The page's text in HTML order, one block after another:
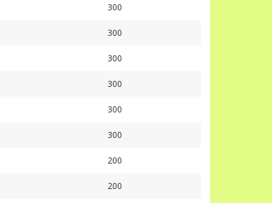
300
300
300
300
300
300
200
200